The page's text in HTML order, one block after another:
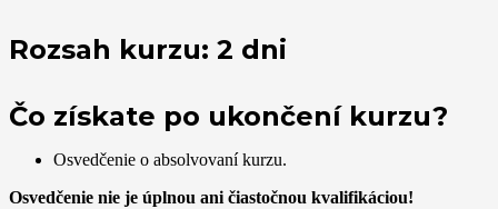
Rozsah kurzu: 2 dni
Čo získate po ukončení kurzu?
Osvedčenie o absolvovaní kurzu.
Osvedčenie nie je úplnou ani čiastočnou kvalifikáciou!